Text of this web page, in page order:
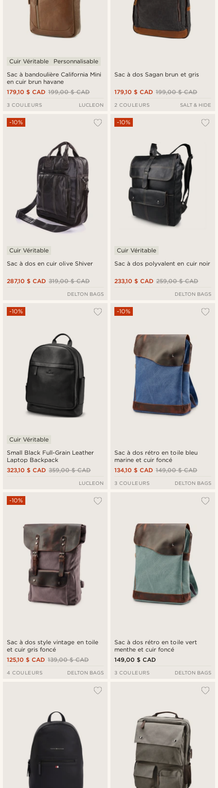
Sac à bandoulière California Mini
en cuir brun havane
Cuir Véritable Personnalisable
199,00 $ CAD
179,10 $ CAD
3 COULEURS LUCLEON
Sac à dos Sagan brun et gris
199,00 $ CAD
179,10 $ CAD
2 COULEURS SALT & HIDE
Sac à dos en cuir olive Shiver
-10%
Cuir Véritable
319,00 $ CAD
287,10 $ CAD
DELTON BAGS
Sac à dos polyvalent en cuir noir
-10%
Cuir Véritable
259,00 $ CAD
233,10 $ CAD
DELTON BAGS
Small Black Full-Grain Leather
Laptop Backpack
-10%
Cuir Véritable
359,00 $ CAD
323,10 $ CAD
LUCLEON
Sac à dos rétro en toile bleu
marine et cuir foncé
-10%
149,00 $ CAD
134,10 $ CAD
3 COULEURS DELTON BAGS
Sac à dos style vintage en toile
et cuir gris foncé
-10%
139,00 $ CAD
125,10 $ CAD
4 COULEURS DELTON BAGS
Sac à dos rétro en toile vert
menthe et cuir foncé
149,00 $ CAD
3 COULEURS DELTON BAGS